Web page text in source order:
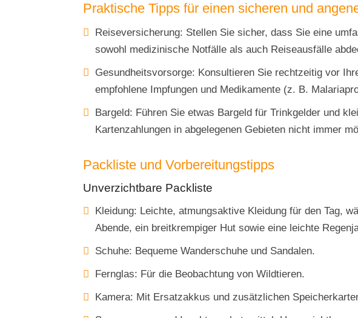
Praktische Tipps für einen sicheren und
Reiseversicherung: Stellen Sie sicher, dass Sie eine
sowohl medizinische Notfälle als auch Reiseausfälle
Gesundheitsvorsorge: Konsultieren Sie rechtzeitig vor
empfohlene Impfungen und Medikamente (z. B.
Bargeld: Führen Sie etwas Bargeld für Trinkgelder und
Kartenzahlungen in abgelegenen Gebieten nicht immer
Packliste und Vorbereitungstipps
Unverzichtbare Packliste
Kleidung: Leichte, atmungsaktive Kleidung für den Tag,
Abende, ein breitkrempiger Hut sowie eine leichte
Schuhe: Bequeme Wanderschuhe und Sandalen.
Fernglas: Für die Beobachtung von Wildtieren.
Kamera: Mit Ersatzakkus und zusätzlichen